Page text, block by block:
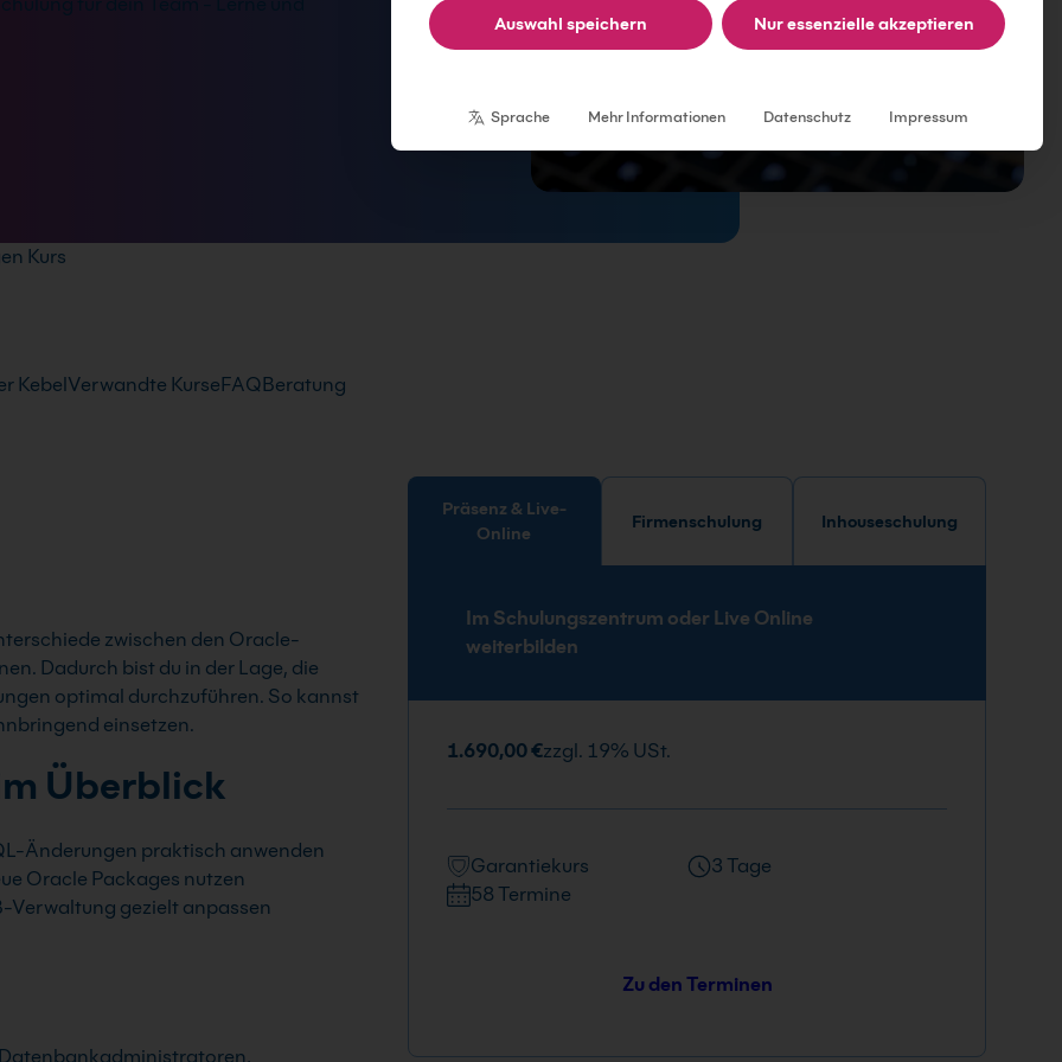
Kurs
KebelVerwandte KurseFAQBeratung
Präsenz & Live-
Online
Firmenschulung Inhouseschulung
Im Schulungszentrum oder Live Online
weiterbilden
1.690,00 €zzgl. 19% USt.
Garantiekurs
3 Tage
58 Termine
Zu den Terminen
zwischen den Oracle-
Dadurch bist du in der Lage, die
optimal durchzuführen. So kannst
einsetzen.
Überblick
Änderungen praktisch anwenden
Oracle Packages nutzen
Verwaltung gezielt anpassen
Auswahl speichern Nur essenzielle akzeptieren
Sprache Mehr Informationen Datenschutz Impressum